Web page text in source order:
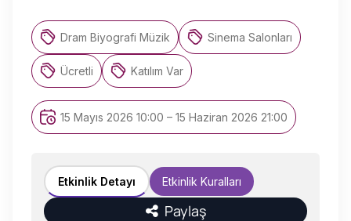
Dram Biyografi Müzik Sinema Salonları
Ücretli Katılım Var
15 Mayıs 2026 10:00 – 15 Haziran 2026 21:00
Etkinlik Detayı Etkinlik Kuralları
Paylaş